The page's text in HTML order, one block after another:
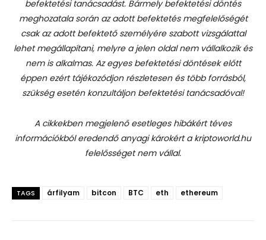
befektetési tanácsadást. Bármely befektetési döntés
meghozatala során az adott befektetés megfelelőségét
csak az adott befektető személyére szabott vizsgálattal
lehet megállapítani, melyre a jelen oldal nem vállalkozik és
nem is alkalmas. Az egyes befektetési döntések előtt
éppen ezért tájékozódjon részletesen és több forrásból,
szükség esetén konzultáljon befektetési tanácsadóval!
A cikkekben megjelenő esetleges hibákért téves
információkból eredendő anyagi károkért a kriptoworld.hu
felelősséget nem vállal.
TAGS árfilyam bitcon BTC eth ethereum